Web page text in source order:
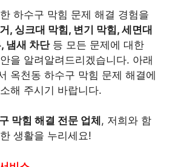
하수구 막힘 문제 해결 경험을
, 싱크대 막힘, 변기 막힘, 세면대
냄새 차단등 모든 문제에 대한
을 알려알려드리겠습니다. 아래
옥천동 하수구 막힘 문제 해결에
해 주시기 바랍니다.
막힘 해결 전문 업체 , 저희와 함
생활을 누리세요!